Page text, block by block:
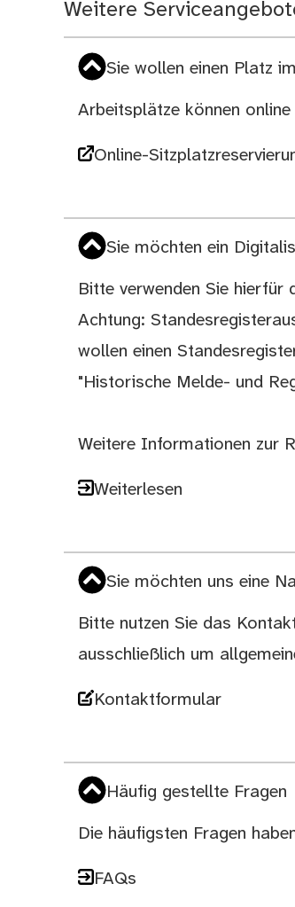
Weitere
Sie wollen einen Platz
Arbeitsplätze können
Online-
Sie möchten ein
Bitte verwenden Sie
Achtung:
wollen einen
"Historische Melde- und
Weitere Informationen zur
Weiterlesen
Sie möchten uns eine
Bitte nutzen Sie das
ausschließlich um
Kontaktformular
Häufig gestellte Fragen
Die häufigsten Fragen
FAQs